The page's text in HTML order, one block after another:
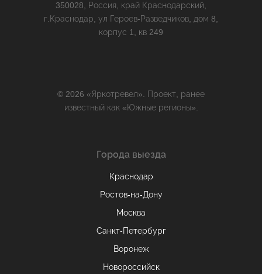
350028, Россия, край Краснодарский,
г.Краснодар, ул Героев-Разведчиков, дом 8,
корпус 1, кв 249
© 2026 «Яркотревел». Проект, ранее
известный как «Южные регионы».
Города выезда
Краснодар
Ростов-на-Дону
Москва
Санкт-Петербург
Воронеж
Новороссийск